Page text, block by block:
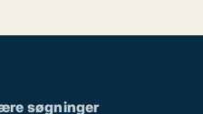
søgninger